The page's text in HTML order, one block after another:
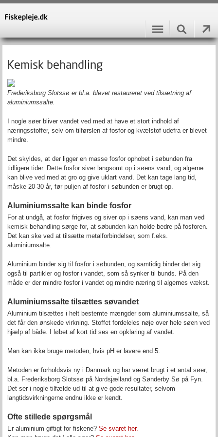
Kemisk behandling
Frederiksborg Slotssø er bl.a. blevet restaureret ved tilsætning af
aluminiumssalte.
I nogle søer bliver vandet ved med at have et stort indhold af
næringsstoffer, selv om tilførslen af fosfor og kvælstof udefra er blevet
mindre.
Det skyldes, at der ligger en masse fosfor ophobet i søbunden fra
tidligere tider. Dette fosfor siver langsomt op i søens vand, og algerne
kan blive ved med at gro og give uklart vand. Det kan tage lang tid,
måske 20-30 år, før puljen af fosfor i søbunden er brugt op.
Aluminiumssalte kan binde fosfor
For at undgå, at fosfor frigives og siver op i søens vand, kan man ved
kemisk behandling sørge for, at søbunden kan holde bedre på fosforen.
Det kan ske ved at tilsætte metalforbindelser, som f.eks.
aluminiumsalte.
Aluminium binder sig til fosfor i søbunden, og samtidig binder det sig
også til partikler og fosfor i vandet, som så synker til bunds. På den
måde er der mindre fosfor i vandet og mindre næring til algernes vækst.
Aluminiumssalte tilsættes søvandet
Aluminium tilsættes i helt bestemte mængder som aluminiumssalte, så
det får den ønskede virkning. Stoffet fordeleles nøje over hele søen ved
hjælp af både. I løbet af kort tid ses en opklaring af vandet.
Man kan ikke bruge metoden, hvis pH er lavere end 5.
Metoden er forholdsvis ny i Danmark og har været brugt i et antal søer,
bl.a. Frederiksborg Slotssø på Nordsjælland og Sønderby Sø på Fyn.
Det ser i nogle tilfælde ud til at give gode resultater, selvom
langtidsvirkningerne endnu ikke er kendt.
Ofte stillede spørgsmål
Er aluminium giftigt for fiskene? Se svaret her.